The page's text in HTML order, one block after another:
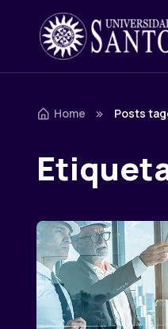
Skip to navigation
Skip to content
Home Posts